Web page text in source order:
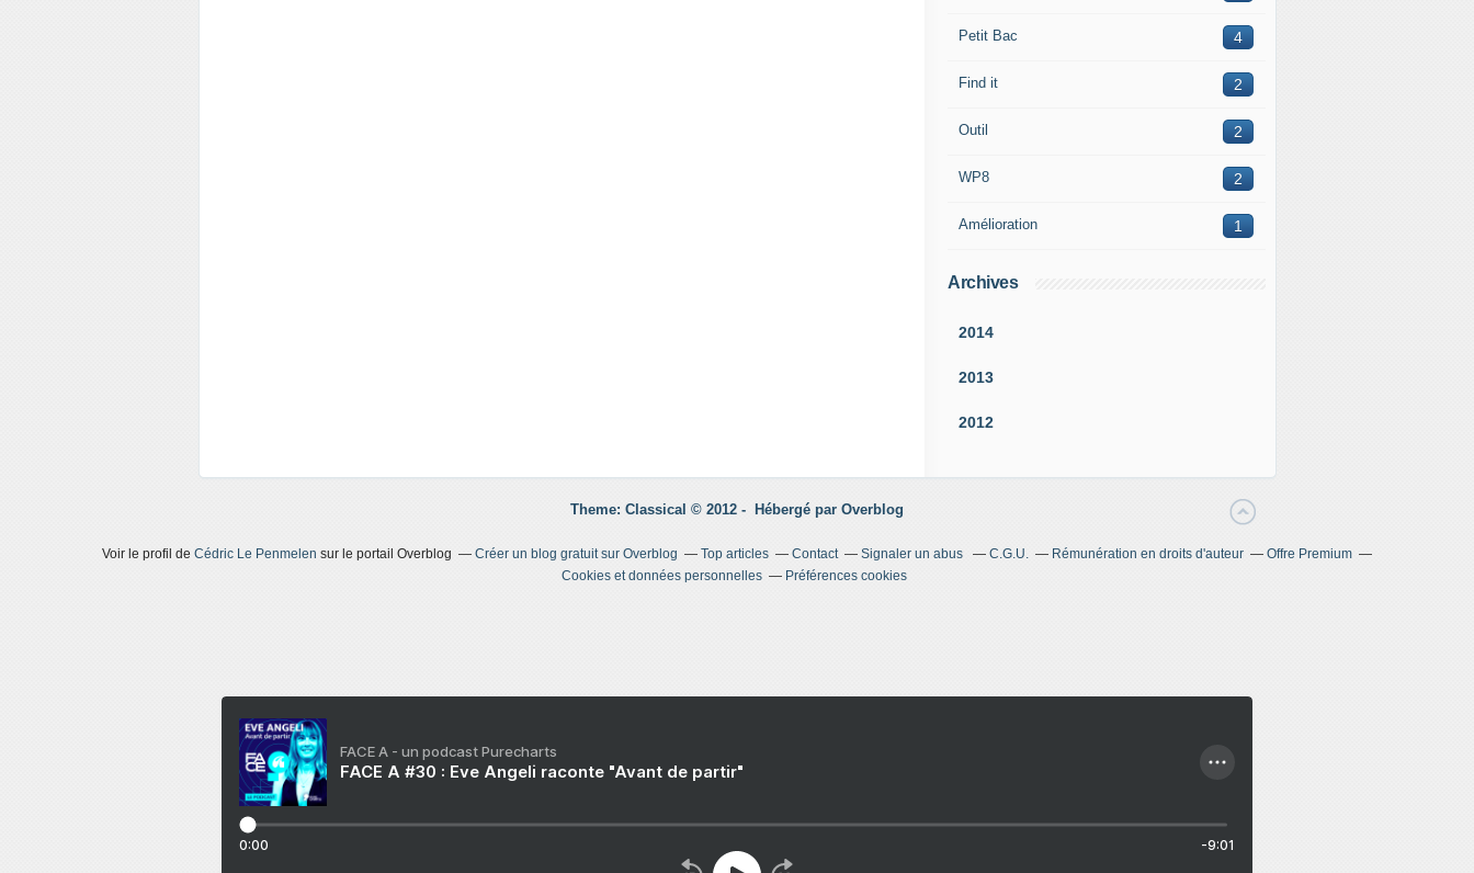
4
Petit Bac
2
Find it
2
Outil
2
WP8
1
Amélioration
Archives
2014
2013
2012
Theme: Classical © 2012 - Hébergé par Overblog
Voir le profil de Cédric Le Penmelen sur le portail Overblog Créer un blog gratuit sur Overblog Top articles Contact Signaler un abus C.G.U. Rémunération en droits d'auteur
Offre Premium
Cookies et données personnelles
Préférences cookies
FACE A - un podcast Purecharts
FACE A #30 : Eve Angeli raconte "Avant de partir"
0:00 -9:01